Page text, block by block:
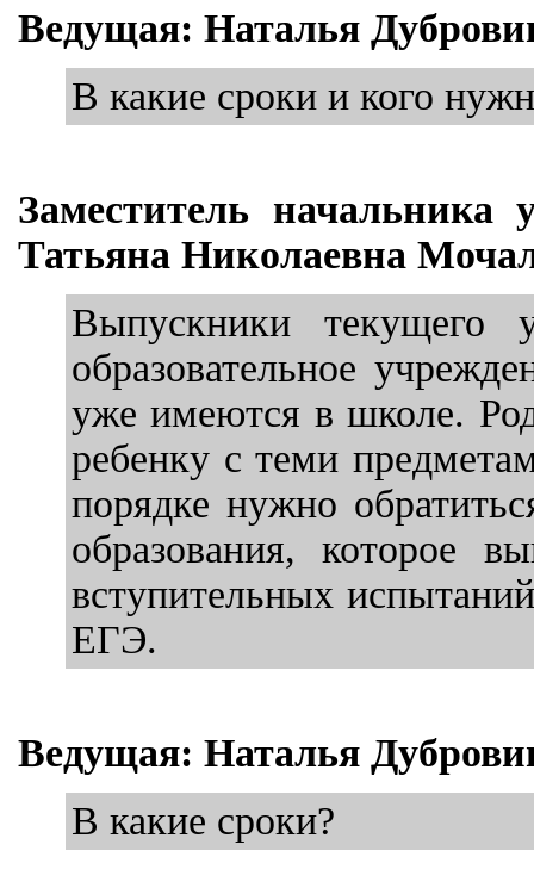
Ведущая: Наталья
В какие сроки и кого
Заместитель начальника
Татьяна Николаевна
Выпускники текущего
образовательное
уже имеются в школе.
ребенку с теми
порядке нужно
образования, которое
вступительных
ЕГЭ.
Ведущая: Наталья
В какие сроки?